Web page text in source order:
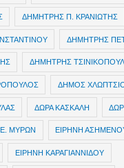
ΔΗΜΗΤΡΗΣ Π. ΚΡΑΝΙΩΤΗΣ
ΔΗΜΗΤΡΗΣ
ΔΗΜΗΤΡΗΣ
ΔΗΜΟΣ
ΔΩΡΑ ΚΑΣΚΑΛΗ
Ε. ΜΥΡΩΝ ΕΙΡΗΝΗ
ΕΙΡΗΝΗ ΚΑΡΑΓΙΑΝΝΙΔΟΥ